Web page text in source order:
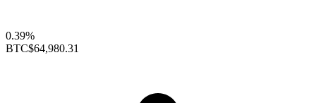
0.39%
BTC$64,980.31